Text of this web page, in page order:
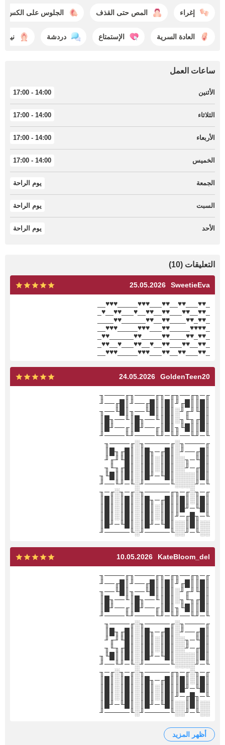
إغراء المص حتى القذف الجلوس على الكس
العادة السرية الإستمتاع دردشة نيك
ساعات العمل
الأثنين 14:00 - 17:00
الثلاثاء 14:00 - 17:00
الأربعاء 14:00 - 17:00
الخميس 14:00 - 17:00
الجمعة يوم الراحة
السبت يوم الراحة
الأحد يوم الراحة
التعليقات (10)
SweetieEva
25.05.2026
_♥♥___♥♥__♥♥___♥♥♥_____♥♥♥__
_♥♥__♥♥___♥♥__♥♥__♥___♥♥__♥_
_♥♥_♥♥____♥♥__♥♥______♥♥____
_♥♥♥♥_____♥♥___♥♥♥_____♥♥♥__
_♥♥_♥♥____♥♥_____♥♥______♥♥_
_♥♥__♥♥___♥♥__♥__♥♥___♥__♥♥_
_♥♥___♥♥__♥♥___♥♥♥_____♥♥♥__
GoldenTeen20
24.05.2026
╓─╖╓──╖╓─╖╓────╖╓────╖
║█║║█╓╜║█║║█╓──╜║█╓──╜
║█╙╜╓╜░║█║║█╙──╖║█╙──╖
║█╓╖╙╖░║█║╙──╖█║╙──╖█║
║█║║█╙╖║█║╓──╜█║╓──╜█║
╙─╜╙──╜╙─╜╙────╜╙────╜
╓────╖░╓─────╖░╓────╖
║█╓──╜░║█╓─╖█║░║█╓╖█║
║█╙─╖░░║█║░║█║░║█╙╜╓╜
║█╓─╜░░║█║░║█║░║█╓╖╙╖
║█║░░░░║█╙─╜█║░║█║║█╙╖
╙─╜░░░░╙─────╜░╙─╜╙──╜
╓─╖░╓─╖╓─────╖░╓─╖░╓─╖
║█║░║█║║█╓─╖█║░║█║░║█║
║█╙─╜█║║█║░║█║░║█║░║█║
╙─╖█╓─╜║█║░║█║░║█║░║█║
░░║█║░░║█╙─╜█║░║█╙─╜█║
░░╙─╜░░╙─────╜░╙─────╜
KateBloom_del
10.05.2026
╓─╖╓──╖╓─╖╓────╖╓────╖
║█║║█╓╜║█║║█╓──╜║█╓──╜
║█╙╜╓╜░║█║║█╙──╖║█╙──╖
║█╓╖╙╖░║█║╙──╖█║╙──╖█║
║█║║█╙╖║█║╓──╜█║╓──╜█║
╙─╜╙──╜╙─╜╙────╜╙────╜
╓────╖░╓─────╖░╓────╖
║█╓──╜░║█╓─╖█║░║█╓╖█║
║█╙─╖░░║█║░║█║░║█╙╜╓╜
║█╓─╜░░║█║░║█║░║█╓╖╙╖
║█║░░░░║█╙─╜█║░║█║║█╙╖
╙─╜░░░░╙─────╜░╙─╜╙──╜
╓─╖░╓─╖╓─────╖░╓─╖░╓─╖
║█║░║█║║█╓─╖█║░║█║░║█║
║█╙─╜█║║█║░║█║░║█║░║█║
╙─╖█╓─╜║█║░║█║░║█║░║█║
░░║█║░░║█╙─╜█║░║█╙─╜█║
░░╙─╜░░╙─────╜░╙─────╜
أظهر المزيد